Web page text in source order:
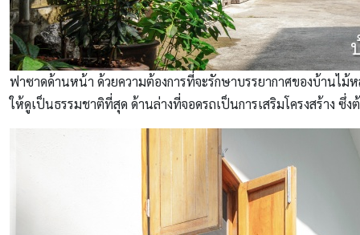
ฟาซาดด้านหน้า ด้วยความต้องการที่จะรักษาบรรยากาศของบ้านไ
ให้ดูเป็นธรรมชาติที่สุด ด้านล่างที่จอดรถเป็นการเสริมโครงสร้าง ซึ่